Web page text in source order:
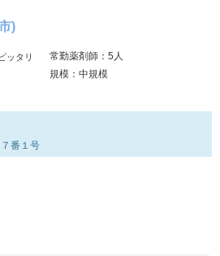
)
ッタリ
常勤薬剤師：5人
規模：中規模
番１号